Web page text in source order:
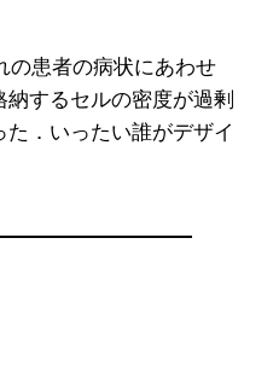
の患者の病状にあわせ
するセルの密度が過剰
．いったい誰がデザイ